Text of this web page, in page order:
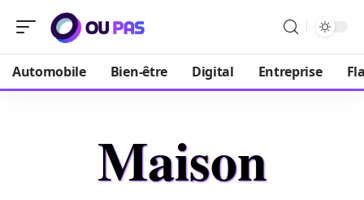
Automobile Bien-être Digital Entreprise
Maison